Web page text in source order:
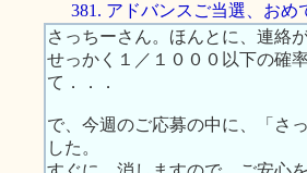
381. アドバンスご当選、おめ
さっちーさん。ほんとに、連絡
せっかく１／１０００以下の確
て．．．
で、今週のご応募の中に、「さ
した。